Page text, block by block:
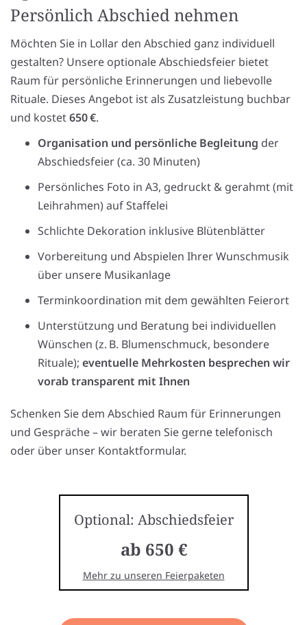
Persönlich Abschied nehmen
Möchten Sie in Lollar den Abschied ganz individuell
gestalten? Unsere optionale Abschiedsfeier bietet
Raum für persönliche Erinnerungen und liebevolle
Rituale. Dieses Angebot ist als Zusatzleistung buchbar
und kostet650 €.
Organisation und persönliche Begleitung der
Abschiedsfeier (ca. 30 Minuten)
Persönliches Foto in A3, gedruckt & gerahmt (mit
Leihrahmen) auf Staffelei
Schlichte Dekoration inklusive Blütenblätter
Vorbereitung und Abspielen Ihrer Wunschmusik
über unsere Musikanlage
Terminkoordination mit dem gewählten Feierort
Unterstützung und Beratung bei individuellen
Wünschen (z. B. Blumenschmuck, besondere
Rituale); eventuelle Mehrkosten besprechen wir
vorab transparent mit Ihnen
Schenken Sie dem Abschied Raum für Erinnerungen
und Gespräche – wir beraten Sie gerne telefonisch
oder über unser Kontaktformular.
Optional: Abschiedsfeier
ab 650 €
Mehr zu unseren Feierpaketen